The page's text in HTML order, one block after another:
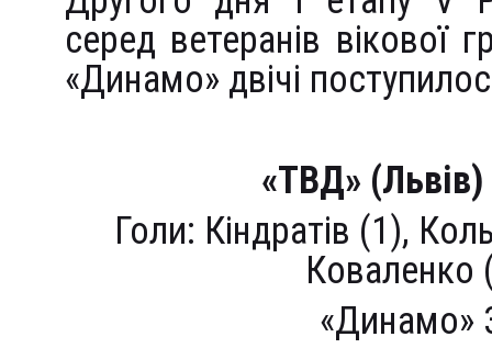
серед ветеранів вікової
«Динамо» двічі
«ТВД» (Львів)
Голи: Кіндратів (1),
Коваленко
«Динамо»